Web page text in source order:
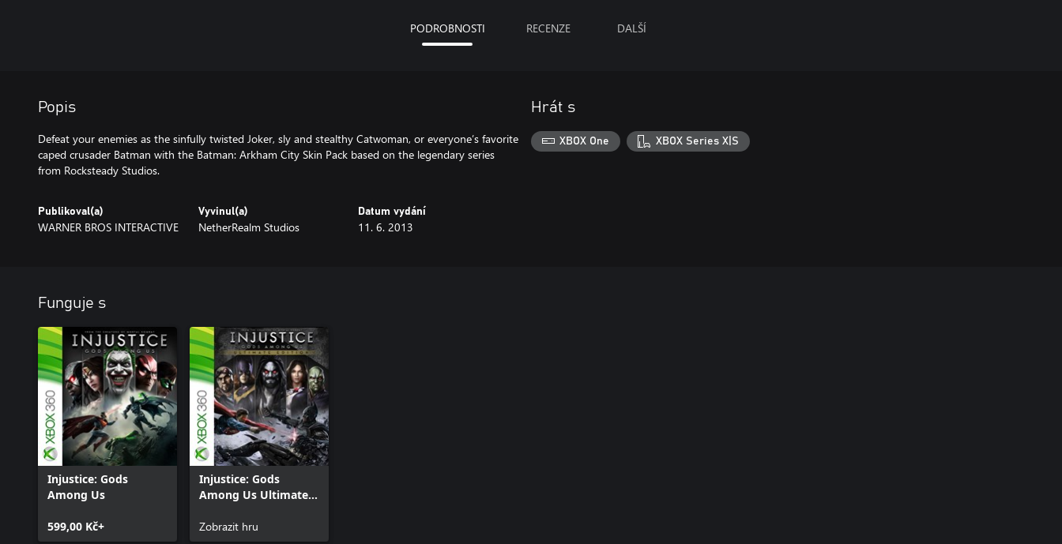
PODROBNOSTI RECENZE DALŠÍ
Popis
Defeat your enemies as the sinfully twisted Joker, sly and stealthy Catwoman, or everyone’s favorite
caped crusader Batman with the Batman: Arkham City Skin Pack based on the legendary series
from Rocksteady Studios.
Publikoval(a)
WARNER BROS INTERACTIVE
Vyvinul(a)
NetherRealm Studios
Datum vydání
11. 6. 2013
Hrát s
XBOX One XBOX Series X|S
Funguje s
Injustice: Gods
Among Us
599,00 Kč+
Injustice: Gods
Among Us Ultimate
Zobrazit hru